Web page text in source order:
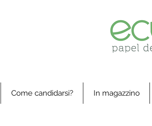
Come candidarsi? In magazzino